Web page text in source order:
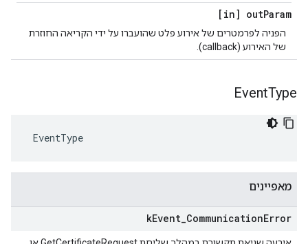
[in] outParam
הפניה לפרמטרים של אירוע פלט שהועברו על ידי הקריאה החוזרת
של האירוע (callback).
EventType
EventType
מאפיינים
kEvent CommunicationError